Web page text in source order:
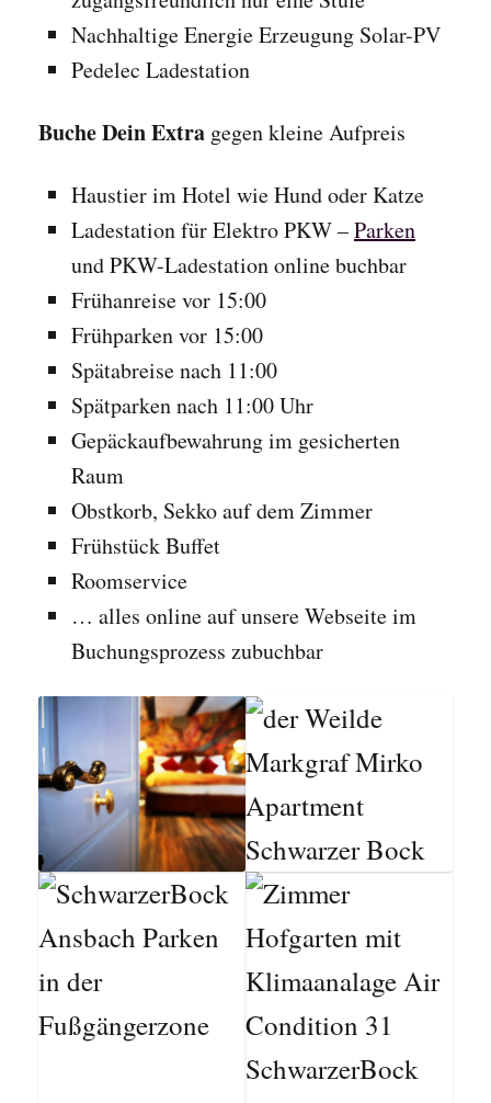
Nachhaltige Energie Erzeugung Solar-PV
Pedelec Ladestation
Buche Dein Extra gegen kleine Aufpreis
Haustier im Hotel wie Hund oder Katze
Ladestation für Elektro PKW –Parken
und PKW-Ladestation online buchbar
Frühanreise vor 15:00
Frühparken vor 15:00
Spätabreise nach 11:00
Spätparken nach 11:00 Uhr
Gepäckaufbewahrung im gesicherten
Raum
Obstkorb, Sekko auf dem Zimmer
Frühstück Buffet
Roomservice
… alles online auf unsere Webseite im
Buchungsprozess zubuchbar